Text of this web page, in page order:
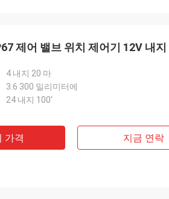
제어 밸브 위치 제어기 12V 내
4 내지 20 마
3.6 300 밀리미터에
24 내지 100'
가격 지금 연락